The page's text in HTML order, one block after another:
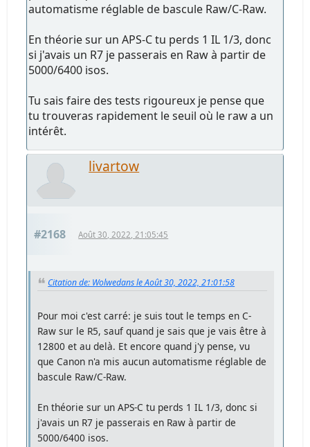
automatisme réglable de bascule Raw/C-Raw.
En théorie sur un APS-C tu perds 1 IL 1/3, donc
si j'avais un R7 je passerais en Raw à partir de
5000/6400 isos.
Tu sais faire des tests rigoureux je pense que
tu trouveras rapidement le seuil où le raw a un
intérêt.
livartow
#2168 Août 30, 2022, 21:05:45
Citation de: Wolwedans le Août 30, 2022, 21:01:58
Pour moi c'est carré: je suis tout le temps en C-
Raw sur le R5, sauf quand je sais que je vais être à
12800 et au delà. Et encore quand j'y pense, vu
que Canon n'a mis aucun automatisme réglable de
bascule Raw/C-Raw.
En théorie sur un APS-C tu perds 1 IL 1/3, donc si
j'avais un R7 je passerais en Raw à partir de
5000/6400 isos.